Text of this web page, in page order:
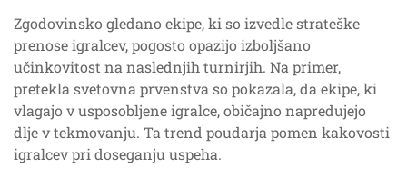
Zgodovinsko gledano ekipe, ki so izvedle strateške
prenose igralcev, pogosto opazijo izboljšano
učinkovitost na naslednjih turnirjih. Na primer,
pretekla svetovna prvenstva so pokazala, da ekipe, ki
vlagajo v usposobljene igralce, običajno napredujejo
dlje v tekmovanju. Ta trend poudarja pomen kakovosti
igralcev pri doseganju uspeha.